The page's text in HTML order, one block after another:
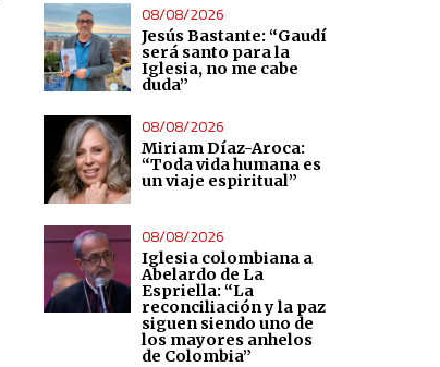
08/08/2026
Jesús Bastante: “Gaudí
será santo para la
Iglesia, no me cabe
duda”
08/08/2026
Miriam Díaz-Aroca:
“Toda vida humana es
un viaje espiritual”
08/08/2026
Iglesia colombiana a
Abelardo de La
Espriella: “La
reconciliación y la paz
siguen siendo uno de
los mayores anhelos
de Colombia”